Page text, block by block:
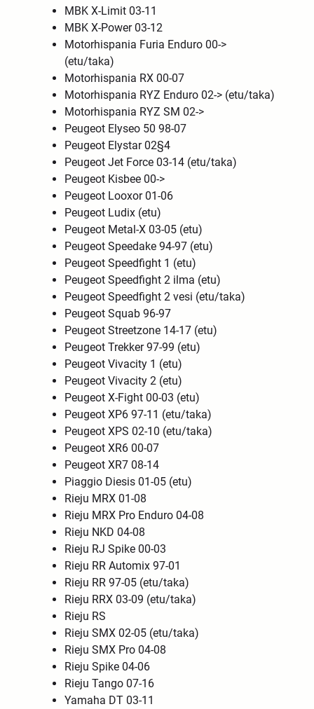
MBK X-Limit 03-11
MBK X-Power 03-12
Motorhispania Furia Enduro 00->
(etu/taka)
Motorhispania RX 00-07
Motorhispania RYZ Enduro 02-> (etu/taka)
Motorhispania RYZ SM 02->
Peugeot Elyseo 50 98-07
Peugeot Elystar 02§4
Peugeot Jet Force 03-14 (etu/taka)
Peugeot Kisbee 00->
Peugeot Looxor 01-06
Peugeot Ludix (etu)
Peugeot Metal-X 03-05 (etu)
Peugeot Speedake 94-97 (etu)
Peugeot Speedfight 1 (etu)
Peugeot Speedfight 2 ilma (etu)
Peugeot Speedfight 2 vesi (etu/taka)
Peugeot Squab 96-97
Peugeot Streetzone 14-17 (etu)
Peugeot Trekker 97-99 (etu)
Peugeot Vivacity 1 (etu)
Peugeot Vivacity 2 (etu)
Peugeot X-Fight 00-03 (etu)
Peugeot XP6 97-11 (etu/taka)
Peugeot XPS 02-10 (etu/taka)
Peugeot XR6 00-07
Peugeot XR7 08-14
Piaggio Diesis 01-05 (etu)
Rieju MRX 01-08
Rieju MRX Pro Enduro 04-08
Rieju NKD 04-08
Rieju RJ Spike 00-03
Rieju RR Automix 97-01
Rieju RR 97-05 (etu/taka)
Rieju RRX 03-09 (etu/taka)
Rieju RS
Rieju SMX 02-05 (etu/taka)
Rieju SMX Pro 04-08
Rieju Spike 04-06
Rieju Tango 07-16
Yamaha DT 03-11